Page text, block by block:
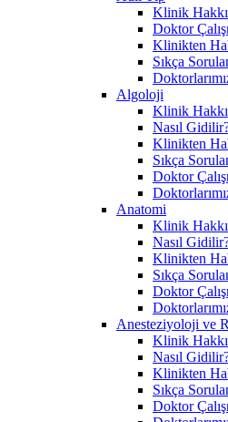
Klinik
Doktor
Klinikten
Sıkça
Algoloji
Klinik
Nasıl
Klinikten
Sıkça
Doktor
Anatomi
Klinik
Nasıl
Klinikten
Sıkça
Doktor
Anesteziyoloji ve
Klinik
Nasıl
Klinikten
Sıkça
Doktor